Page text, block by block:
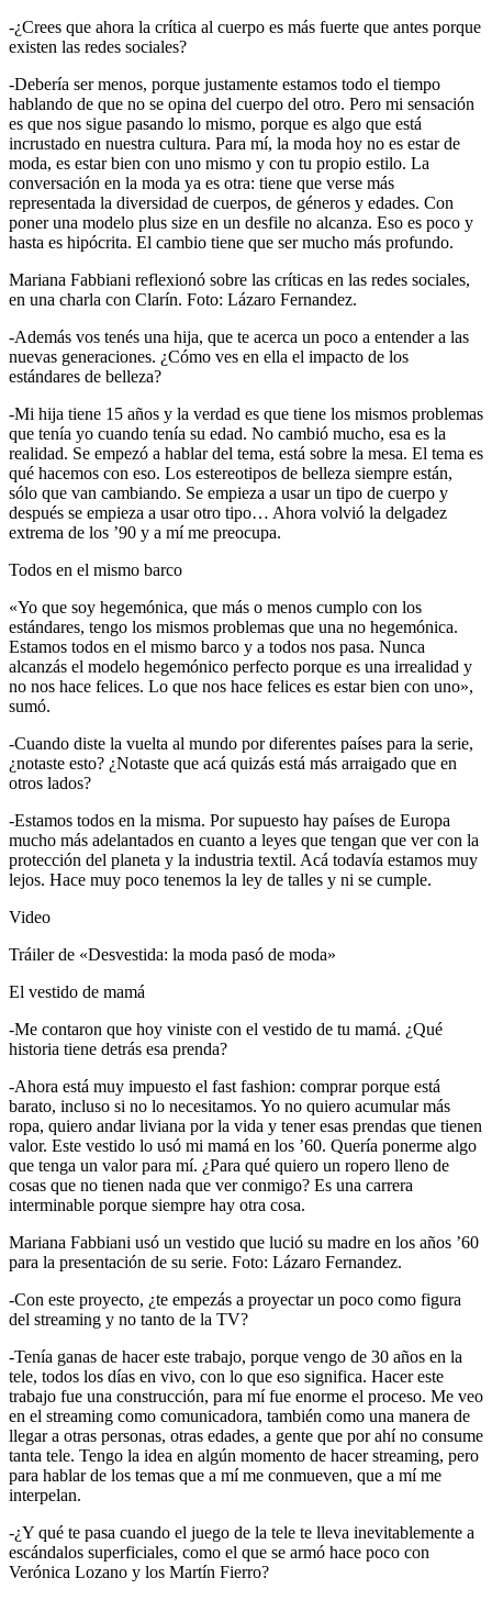
-¿Crees que ahora la crítica al cuerpo es más fuerte que antes porque
existen las redes sociales?
-Debería ser menos, porque justamente estamos todo el tiempo
hablando de que no se opina del cuerpo del otro. Pero mi sensación
es que nos sigue pasando lo mismo, porque es algo que está
incrustado en nuestra cultura. Para mí, la moda hoy no es estar de
moda, es estar bien con uno mismo y con tu propio estilo. La
conversación en la moda ya es otra: tiene que verse más
representada la diversidad de cuerpos, de géneros y edades. Con
poner una modelo plus size en un desfile no alcanza. Eso es poco y
hasta es hipócrita. El cambio tiene que ser mucho más profundo.
Mariana Fabbiani reflexionó sobre las críticas en las redes sociales,
en una charla con Clarín. Foto: Lázaro Fernandez.
-Además vos tenés una hija, que te acerca un poco a entender a las
nuevas generaciones. ¿Cómo ves en ella el impacto de los
estándares de belleza?
-Mi hija tiene 15 años y la verdad es que tiene los mismos problemas
que tenía yo cuando tenía su edad. No cambió mucho, esa es la
realidad. Se empezó a hablar del tema, está sobre la mesa. El tema es
qué hacemos con eso. Los estereotipos de belleza siempre están,
sólo que van cambiando. Se empieza a usar un tipo de cuerpo y
después se empieza a usar otro tipo… Ahora volvió la delgadez
extrema de los ’90 y a mí me preocupa.
Todos en el mismo barco
«Yo que soy hegemónica, que más o menos cumplo con los
estándares, tengo los mismos problemas que una no hegemónica.
Estamos todos en el mismo barco y a todos nos pasa. Nunca
alcanzás el modelo hegemónico perfecto porque es una irrealidad y
no nos hace felices. Lo que nos hace felices es estar bien con uno»,
sumó.
-Cuando diste la vuelta al mundo por diferentes países para la serie,
¿notaste esto? ¿Notaste que acá quizás está más arraigado que en
otros lados?
-Estamos todos en la misma. Por supuesto hay países de Europa
mucho más adelantados en cuanto a leyes que tengan que ver con la
protección del planeta y la industria textil. Acá todavía estamos muy
lejos. Hace muy poco tenemos la ley de talles y ni se cumple.
Video
Tráiler de «Desvestida: la moda pasó de moda»
El vestido de mamá
-Me contaron que hoy viniste con el vestido de tu mamá. ¿Qué
historia tiene detrás esa prenda?
-Ahora está muy impuesto el fast fashion: comprar porque está
barato, incluso si no lo necesitamos. Yo no quiero acumular más
ropa, quiero andar liviana por la vida y tener esas prendas que tienen
valor. Este vestido lo usó mi mamá en los ’60. Quería ponerme algo
que tenga un valor para mí. ¿Para qué quiero un ropero lleno de
cosas que no tienen nada que ver conmigo? Es una carrera
interminable porque siempre hay otra cosa.
Mariana Fabbiani usó un vestido que lució su madre en los años ’60
para la presentación de su serie. Foto: Lázaro Fernandez.
-Con este proyecto, ¿te empezás a proyectar un poco como figura
del streaming y no tanto de la TV?
-Tenía ganas de hacer este trabajo, porque vengo de 30 años en la
tele, todos los días en vivo, con lo que eso significa. Hacer este
trabajo fue una construcción, para mí fue enorme el proceso. Me veo
en el streaming como comunicadora, también como una manera de
llegar a otras personas, otras edades, a gente que por ahí no consume
tanta tele. Tengo la idea en algún momento de hacer streaming, pero
para hablar de los temas que a mí me conmueven, que a mí me
interpelan.
-¿Y qué te pasa cuando el juego de la tele te lleva inevitablemente a
escándalos superficiales, como el que se armó hace poco con
Verónica Lozano y los Martín Fierro?